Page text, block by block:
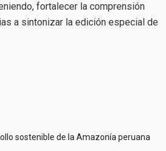
fortalecer la comprensión
a sintonizar la edición especial de
sostenible de la Amazonía peruana